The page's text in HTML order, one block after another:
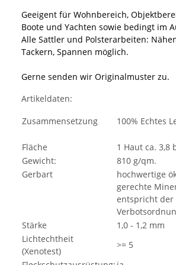
Geeigent für Wohnbereich,
Boote und Yachten sowie bedingt im
Alle Sattler und Polsterarbeiten:
Tackern, Spannen möglich.
Gerne senden wir Originalmuster zu.
Artikeldaten:
Zusammensetzung
100% Echtes
Fläche
1 Haut ca. 3,8
Gewicht:
810 g/qm.
Gerbart
hochwertige
gerechte
entspricht der
Stärke
1,0 - 1,2 mm
Lichtechtheit
(Xenotest)
>= 5